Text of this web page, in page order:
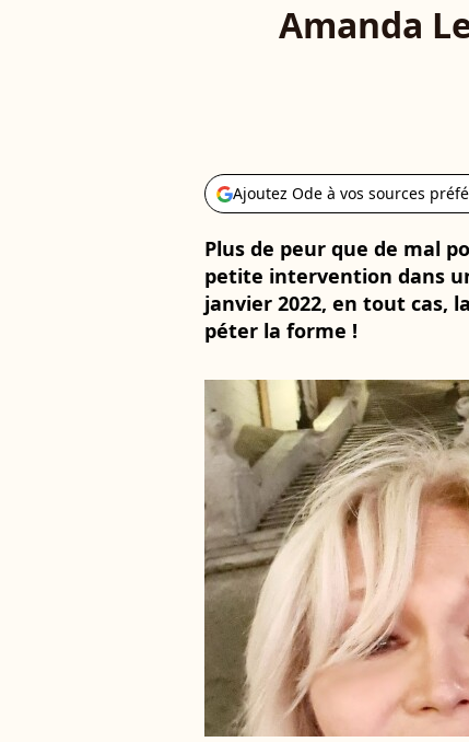
Amanda
Ajoutez Ode à vos sources
Plus de peur que de mal
petite intervention dans
janvier 2022, en tout cas,
péter la forme !